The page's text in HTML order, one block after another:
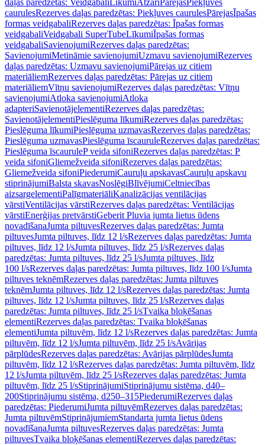
daļas paredzētas: Veidgabali LīkumiAtzari PārejasPiekļuves
caurulesRezerves daļas paredzētas: Piekļuves caurulesPārejasĪpašas
formas veidgabaliRezerves daļas paredzētas: Īpašas formas
veidgabaliVeidgabali SuperTubeLīkumiĪpašas formas
veidgabaliSavienojumiRezerves daļas paredzētas:
SavienojumiMetināmie savienojumiUzmavu savienojumiRezerves
daļas paredzētas: Uzmavu savienojumiPārejas uz citiem
materiāliemRezerves daļas paredzētas: Pārejas uz citiem
materiāliemVītņu savienojumiRezerves daļas paredzētas: Vītņu
savienojumiAtloka savienojumiAtloka
adapteriSavienotājelementiRezerves daļas paredzētas:
SavienotājelementiPieslēguma līkumiRezerves daļas paredzētas:
Pieslēguma līkumiPieslēguma uzmavasRezerves daļas paredzētas:
Pieslēguma uzmavasPieslēguma īscauruleRezerves daļas paredzētas:
Pieslēguma īscauruleP veida sifoniRezerves daļas paredzētas: P
veida sifoniGliemežveida sifoniRezerves daļas paredzētas:
Gliemežveida sifoniPiederumiCauruļu apskavasCauruļu apskavu
stiprinājumiBalsta skavasNoslēgiBlīvējumiCeltniecības
aizsargelementiPalīgmateriāliKanalizācijas ventilācijas
vārstiVentilācijas vārstiRezerves daļas paredzētas: Ventilācijas
vārstiEnerģijas pretvārstiGeberit Pluvia jumta lietus ūdens
novadīšanaJumta piltuvesRezerves daļas paredzētas: Jumta
piltuvesJumta piltuves, līdz 12 l/sRezerves daļas paredzētas: Jumta
piltuves, līdz 12 l/sJumta piltuves, līdz 25 l/sRezerves daļas
paredzētas: Jumta piltuves, līdz 25 l/sJumta piltuves, līdz
100 l/sRezerves daļas paredzētas: Jumta piltuves, līdz 100 l/sJumta
piltuves teknēmRezerves daļas paredzētas: Jumta piltuves
teknēmJumta piltuves, līdz 12 l/sRezerves daļas paredzētas: Jumta
piltuves, līdz 12 l/sJumta piltuves, līdz 25 l/sRezerves daļas
paredzētas: Jumta piltuves, līdz 25 l/sTvaika bloķēšanas
elementiRezerves daļas paredzētas: Tvaika bloķēšanas
elementiJumta piltuvēm, līdz 12 l/sRezerves daļas paredzētas: Jumta
piltuvēm, līdz 12 l/sJumta piltuvēm, līdz 25 l/sAvārijas
pārplūdesRezerves daļas paredzētas: Avārijas pārplūdesJumta
piltuvēm, līdz 12 l/sRezerves daļas paredzētas: Jumta piltuvēm, līdz
12 l/sJumta piltuvēm, līdz 25 l/sRezerves daļas paredzētas: Jumta
piltuvēm, līdz 25 l/sStiprinājumiStiprinājumu sistēma, d40–
200Stiprinājumu sistēma, d250–315PiederumiRezerves daļas
paredzētas: PiederumiJumta piltuvēmRezerves daļas paredzētas:
Jumta piltuvēmStiprinājumiemStandarta jumta lietus ūdens
novadīšanaJumta piltuvesRezerves daļas paredzētas: Jumta
piltuvesTvaika bloķēšanas elementiRezerves daļas paredzētas: